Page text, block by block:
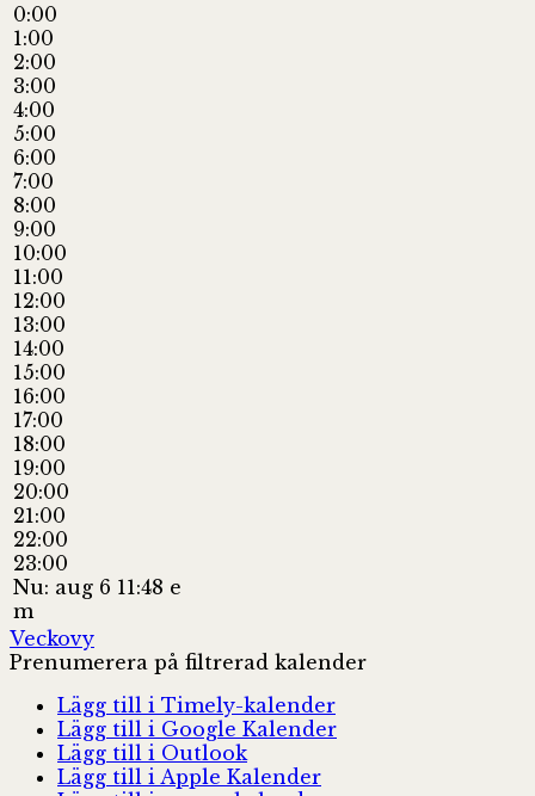
0:00
1:00
2:00
3:00
4:00
5:00
6:00
7:00
8:00
9:00
10:00
11:00
12:00
13:00
14:00
15:00
16:00
17:00
18:00
19:00
20:00
21:00
22:00
23:00
Nu: aug 6 11:48 e
m
Veckovy
Prenumerera på filtrerad kalender
Lägg till i Timely-kalender
Lägg till i Google Kalender
Lägg till i Outlook
Lägg till i Apple Kalender